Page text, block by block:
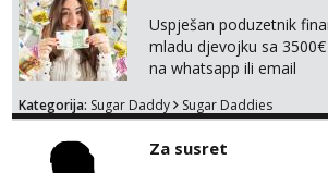
Uspješan poduzetnik
mladu djevojku sa
na whatsapp ili email
Kategorija: Sugar Daddy Sugar Daddies
Za susret